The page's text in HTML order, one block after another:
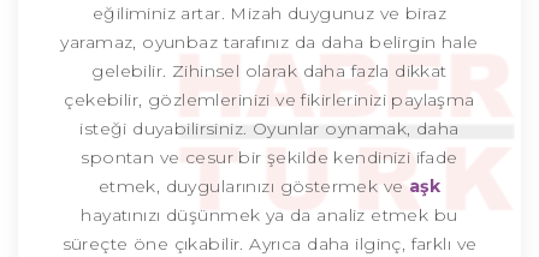
eğiliminiz artar. Mizah duygunuz ve biraz
yaramaz, oyunbaz tarafınız da daha belirgin hale
gelebilir. Zihinsel olarak daha fazla dikkat
çekebilir, gözlemlerinizi ve fikirlerinizi paylaşma
isteği duyabilirsiniz. Oyunlar oynamak, daha
spontan ve cesur bir şekilde kendinizi ifade
etmek, duygularınızı göstermek ve aşk
hayatınızı düşünmek ya da analiz etmek bu
süreçte öne çıkabilir. Ayrıca daha ilginç, farklı ve